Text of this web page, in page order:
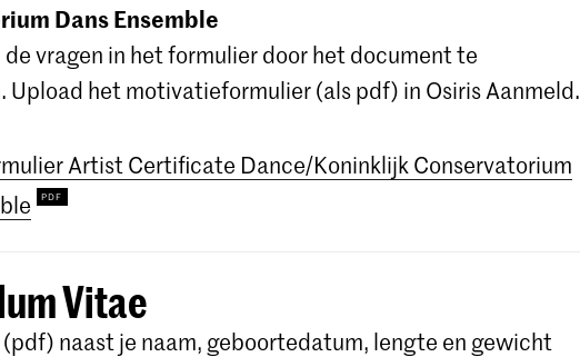
Dans Ensemble
vragen in het formulier door het document te
Upload het motivatieformulier (als pdf) in Osiris Aanmeld.
Artist Certificate Dance/Koninklijk Conservatorium
Vitae
(pdf) naast je naam, geboortedatum, lengte en gewicht